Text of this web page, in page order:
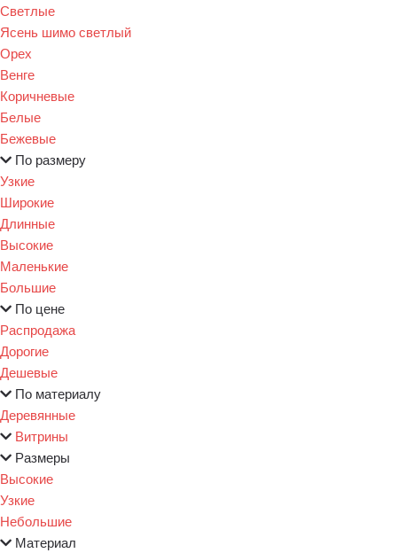
Светлые
Ясень шимо светлый
Орех
Венге
Коричневые
Белые
Бежевые
По размеру
Узкие
Широкие
Длинные
Высокие
Маленькие
Большие
По цене
Распродажа
Дорогие
Дешевые
По материалу
Деревянные
Витрины
Размеры
Высокие
Узкие
Небольшие
Материал